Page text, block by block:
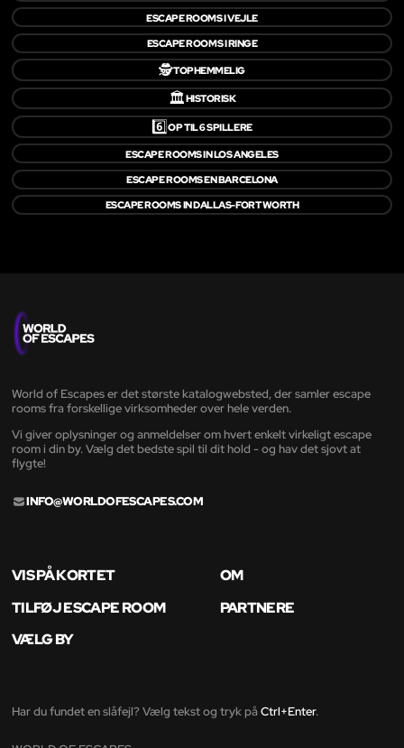
ESCAPE ROOMS I VEJLE
ESCAPE ROOMS I RINGE
🕵️TOPHEMMELIG
🏛️HISTORISK
6️⃣OP TIL 6 SPILLERE
ESCAPE ROOMS IN LOS ANGELES
ESCAPE ROOMS EN BARCELONA
ESCAPE ROOMS IN DALLAS-FORT WORTH
World of Escapes er det største katalogwebsted, der samler escape
rooms fra forskellige virksomheder over hele verden.
Vi giver oplysninger og anmeldelser om hvert enkelt virkeligt escape
room i din by. Vælg det bedste spil til dit hold - og hav det sjovt at
flygte!
INFO@WORLDOFESCAPES.COM
VIS PÅ KORTET
OM
TILFØJ ESCAPE ROOM
PARTNERE
VÆLG BY
Har du fundet en slåfejl? Vælg tekst og tryk på Ctrl+Enter.